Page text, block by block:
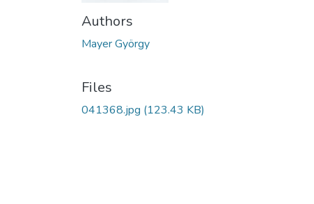
Authors
Mayer György
Files
041368.jpg (123.43 KB)